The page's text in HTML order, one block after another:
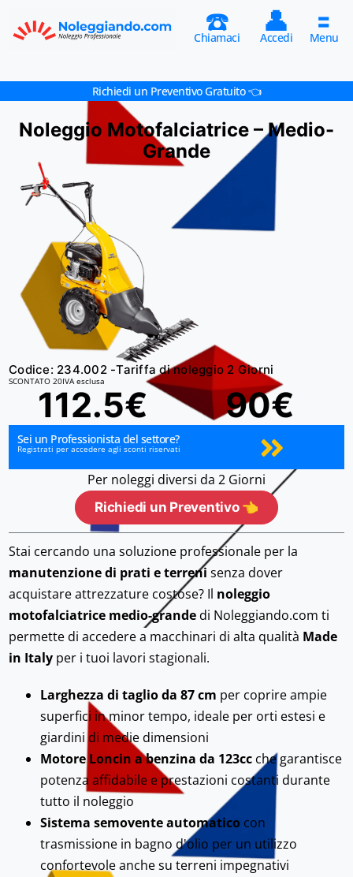
☎️
Chiamaci 👤
Accedi 🟰
Menu
Richiedi un Preventivo Gratuito 👈
Noleggio Motofalciatrice – Medio-
Grande
Codice: 234.002 -Tariffa di noleggio 2 Giorni
SCONTATO 20IVA esclusa
112.5€ 90€
Sei un Professionista del settore?
Registrati per accedere agli sconti riservati
Stai cercando una soluzione professionale per la
manutenzione di prati e terreni senza dover
acquistare attrezzature costose? Il noleggio
motofalciatrice medio-grandedi Noleggiando.com ti
permette di accedere a macchinari di alta qualità Made
in Italy per i tuoi lavori stagionali.
Larghezza di taglio da 87 cm per coprire ampie
superfici in minor tempo, ideale per orti estesi e
giardini di medie dimensioni
Motore Loncin a benzina da 123cc che garantisce
potenza affidabile e prestazioni costanti durante
tutto il noleggio
Sistema semovente automatico con
trasmissione in bagno d'olio per un utilizzo
confortevole anche su terreni impegnativi
Per noleggi diversi da 2 Giorni
Richiedi un Preventivo 👈